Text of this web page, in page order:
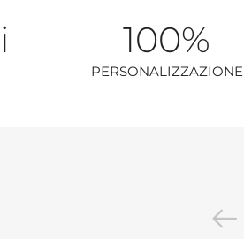
100%
PERSONALIZZAZIONE